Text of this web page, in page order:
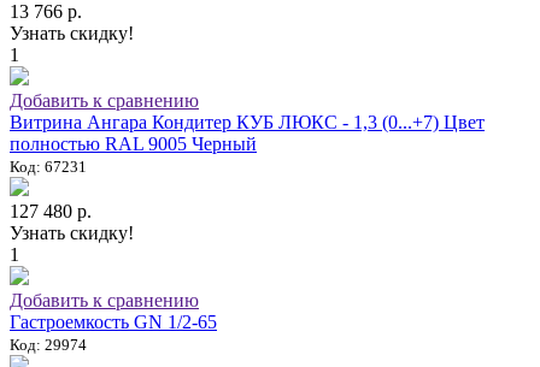
13 766 р.
Узнать скидку!
1
Добавить к сравнению
Витрина Ангара Кондитер КУБ ЛЮКС - 1,3 (0...+7) Цвет
полностью RAL 9005 Черный
Код: 67231
127 480 р.
Узнать скидку!
1
Добавить к сравнению
Гастроемкость GN 1/2-65
Код: 29974